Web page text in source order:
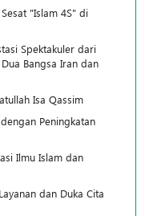
"Islam 4S" di
Spektakuler dari
Bangsa Iran dan
Isa Qassim
Peningkatan
Ilmu Islam dan
dan Duka Cita